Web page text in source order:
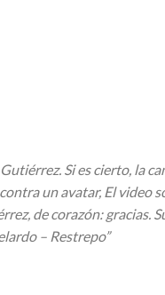
Si es cierto, la
un avatar, El video
de corazón: gracias.
– Restrepo”